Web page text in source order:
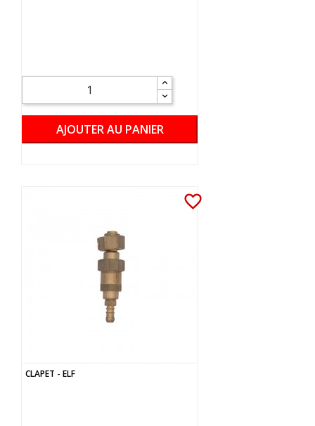
AJOUTER AU PANIER
favorite_border
CLAPET - ELF